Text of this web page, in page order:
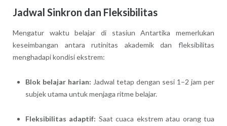
Jadwal Sinkron dan Fleksibilitas
Mengatur waktu belajar di stasiun Antartika memerlukan
keseimbangan antara rutinitas akademik dan fleksibilitas
menghadapi kondisi ekstrem:
Blok belajar harian: Jadwal tetap dengan sesi 1–2 jam per
subjek utama untuk menjaga ritme belajar.
Fleksibilitas adaptif: Saat cuaca ekstrem atau orang tua